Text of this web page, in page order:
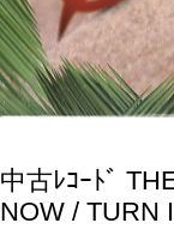
中古ﾚｺｰﾄﾞ
NOW / TURN